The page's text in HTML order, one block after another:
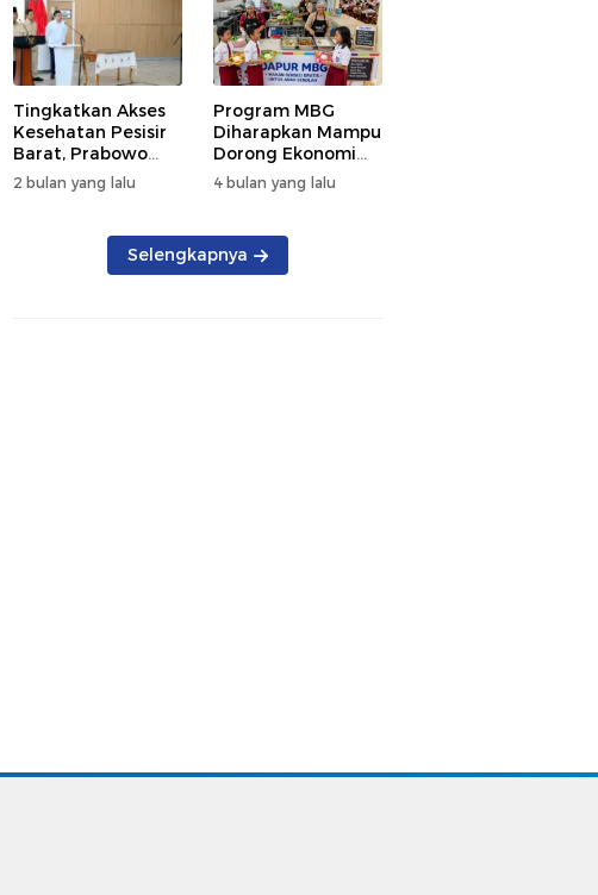
Tingkatkan Akses
Kesehatan Pesisir
Barat, Prabowo
Resmikan RSUD KH
Muhammad Thohir
2 bulan yang lalu
Program MBG
Diharapkan Mampu
Dorong Ekonomi
Daerah, DPRD
Lampung Tekankan
Produk Lokal
4 bulan yang lalu
Selengkapnya